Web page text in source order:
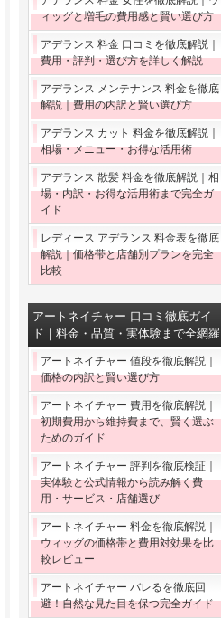
ィッグと増毛の費用感と賢い選び方
アデランス 料金 口コミを徹底解説｜
費用・評判・選び方を詳しく解説
アデランス メンテナンス 料金を徹底
解説｜費用の内訳と賢い選び方
アデランス カット 料金を徹底解説｜
相場・メニュー・お得な活用術
アデランス 散髪 料金を徹底解説｜相
場・内訳・お得な活用術まで完全ガ
イド
レディース アデランス 料金表を徹底
解説｜価格帯と店舗別プランを完全
比較
アートネイチャー 口コミ徹底ガイ
ド｜料金・品質・実体験まで全網羅
アートネイチャー 値段を徹底解説｜
価格の内訳と賢い選び方
アートネイチャー 費用を徹底解説｜
初期費用から維持費まで、賢く選ぶ
ためのガイド
アートネイチャー 評判を徹底検証｜
実体験と公式情報から読み解く費
用・サービス・店舗選び
アートネイチャー 料金を徹底解説｜
ウィッグの価格帯と費用対効果を比
較レビュー
アートネイチャー バレるを徹底回
避！自然な見た目を保つ完全ガイド